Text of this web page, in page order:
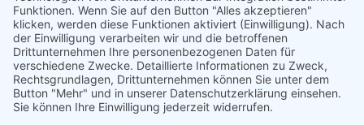
Öffnungszeiten und mehr